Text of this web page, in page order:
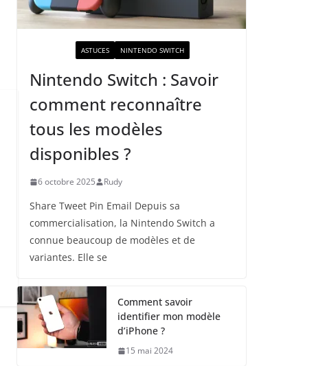
ASTUCES NINTENDO SWITCH
Nintendo Switch : Savoir
comment reconnaître
tous les modèles
disponibles ?
6 octobre 2025 Rudy
Share Tweet Pin Email Depuis sa
commercialisation, la Nintendo Switch a
connue beaucoup de modèles et de
variantes. Elle se
Comment savoir
identifier mon modèle
d’iPhone ?
15 mai 2024